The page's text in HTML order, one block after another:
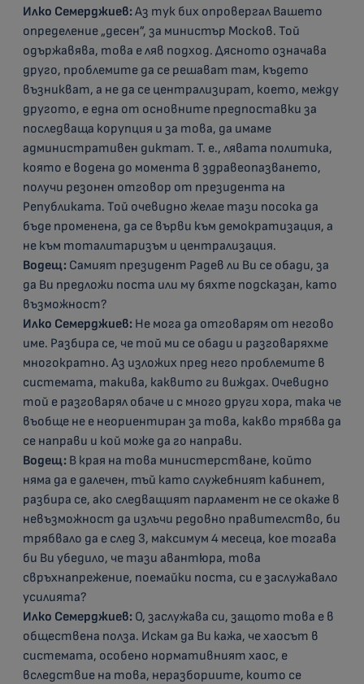
Илко Семерджиев:Аз тук бих опровергал Вашето
определение „десен”, за министър Москов. Той
одържавява, това е ляв подход. Дясното означава
друго, проблемите да се решават там, където
възникват, а не да се централизират, което, между
другото, е една от основните предпоставки за
последваща корупция и за това, да имаме
административен диктат. Т. е., лявата политика,
която е водена до момента в здравеопазването,
получи резонен отговор от президента на
Републиката. Той очевидно желае тази посока да
бъде променена, да се върви към демократизация, а
не към тоталитаризъм и централизация.
Водещ: Самият президент Радев ли Ви се обади, за
да Ви предложи поста или му бяхте подсказан, като
възможност?
Илко Семерджиев: Не мога да отговарям от негово
име. Разбира се, че той ми се обади и разговаряхме
многократно. Аз изложих пред него проблемите в
системата, такива, каквито ги виждах. Очевидно
той е разговарял обаче и с много други хора, така че
въобще не е неориентиран за това, какво трябва да
се направи и кой може да го направи.
Водещ: В края на това министерстване, който
няма да е далечен, тъй като служебният кабинет,
разбира се, ако следващият парламент не се окаже в
невъзможност да излъчи редовно правителство, би
трябвало да е след 3, максимум 4 месеца, кое тогава
би Ви убедило, че тази авантюра, това
свръхнапрежение, поемайки поста, си е заслужавало
усилията?
Илко Семерджиев: О, заслужава си, защото това е в
обществена полза. Искам да Ви кажа, че хаосът в
системата, особено нормативният хаос, е
вследствие на това, неразбориите, които се